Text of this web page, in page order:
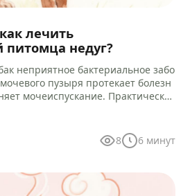
лечить
недуг?
неприятное бактериальное забо
пузыря протекает болезн
мочеиспускание. Практически
8 6 минут